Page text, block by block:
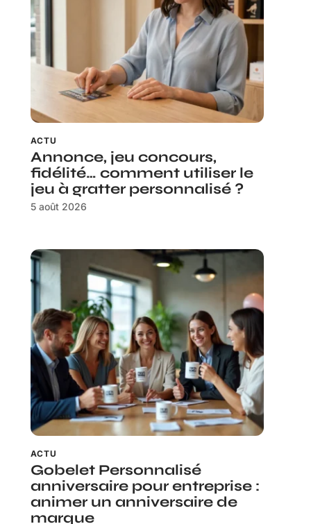
ACTU
Annonce, jeu concours,
fidélité… comment utiliser le
jeu à gratter personnalisé ?
5 août 2026
ACTU
Gobelet Personnalisé
anniversaire pour entreprise :
animer un anniversaire de
marque